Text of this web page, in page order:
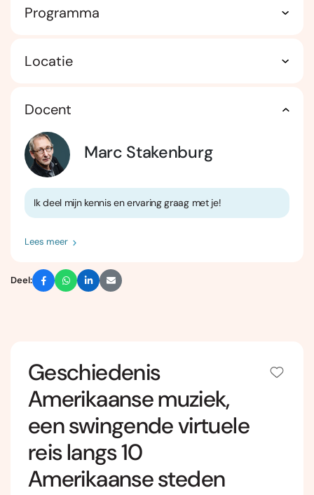
Geschiedenis
Amerikaanse muziek,
een swingende virtuele
reis langs 10
Amerikaanse steden
Programma
Locatie
Docent
Marc Stakenburg
Ik deel mijn kennis en ervaring graag met je!
Lees meer
Deel: